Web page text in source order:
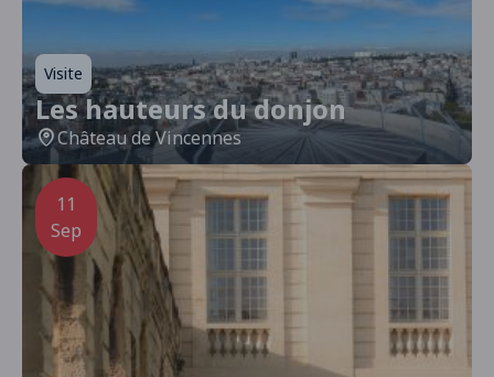
Visite
Les hauteurs du donjon
Château de Vincennes
11
Sep